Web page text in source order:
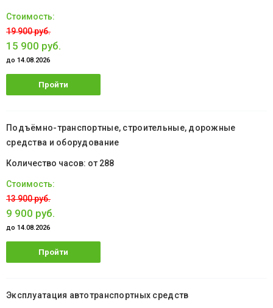
19 900 руб.
15 900 руб.
до 14.08.2026
Пройти
Подъёмно-транспортные, строительные, дорожные
средства и оборудование
от 288
13 900 руб.
9 900 руб.
до 14.08.2026
Пройти
Эксплуатация автотранспортных средств